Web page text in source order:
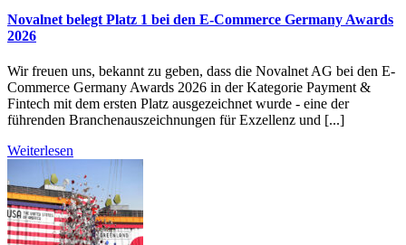
Novalnet belegt Platz 1 bei den E-Commerce Germany Awards
2026
Wir freuen uns, bekannt zu geben, dass die Novalnet AG bei den E-
Commerce Germany Awards 2026 in der Kategorie Payment &
Fintech mit dem ersten Platz ausgezeichnet wurde - eine der
führenden Branchenauszeichnungen für Exzellenz und [...]
Weiterlesen